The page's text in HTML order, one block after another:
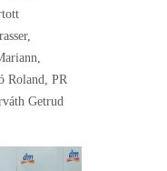
Roland, PR
Getrud